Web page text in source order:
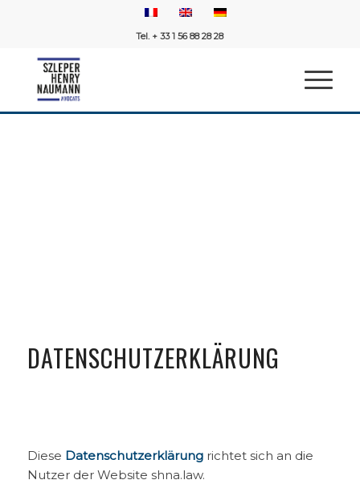
Tel. + 33 1 56 88 28 28
DATENSCHUTZERKLÄRUNG
Diese Datenschutzerklärung richtet sich an die
Nutzer der Website shna.law.